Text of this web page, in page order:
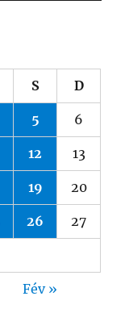
S D
5 6
12 13
19 20
26 27
Fév »